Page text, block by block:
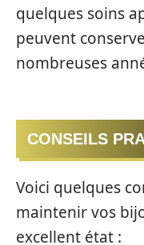
quelques soins
peuvent
nombreuses
CONSEILS
Voici quelques
maintenir vos
excellent état :